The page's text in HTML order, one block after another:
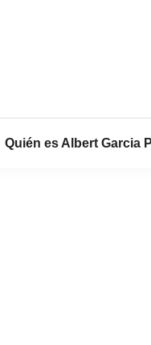
Quién es Albert Garcia